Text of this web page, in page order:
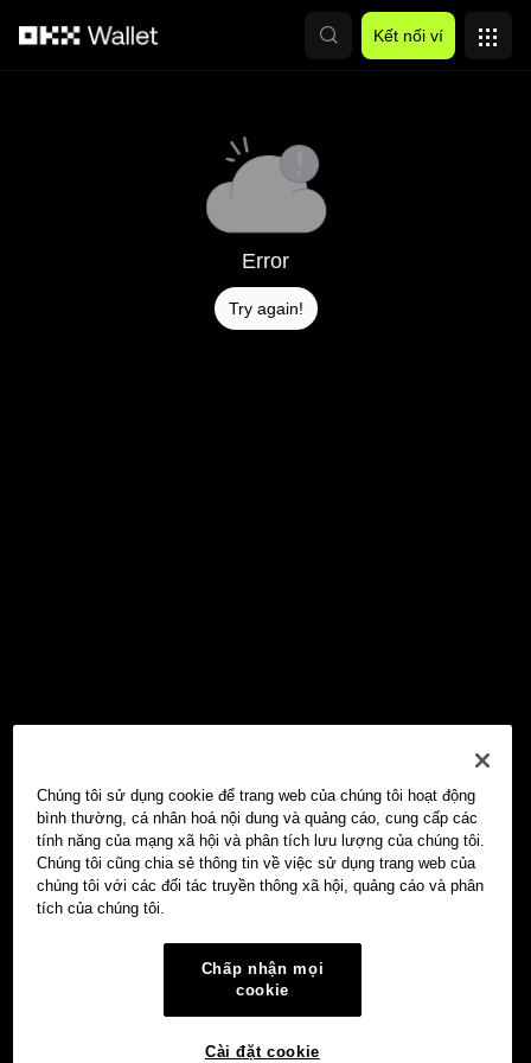
Kết nối ví
Error
Try again!
Chúng tôi sử dụng cookie để trang web của chúng tôi hoạt động
bình thường, cá nhân hoá nội dung và quảng cáo, cung cấp các
tính năng của mạng xã hội và phân tích lưu lượng của chúng tôi.
Chúng tôi cũng chia sẻ thông tin về việc sử dụng trang web của
chúng tôi với các đối tác truyền thông xã hội, quảng cáo và phân
tích của chúng tôi.
Chấp nhận mọi
cookie
Cài đặt cookie